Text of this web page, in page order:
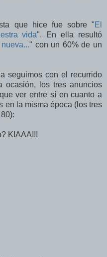
que hice fue sobre "El
vida". En ella resultó
" con un 60% de un
seguimos con el recurrido
ocasión, los tres anuncios
ver entre sí en cuanto a
en la misma época (los tres
KIAAA!!!